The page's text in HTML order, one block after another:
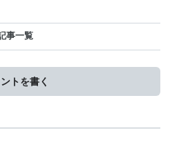
事一覧
トを書く